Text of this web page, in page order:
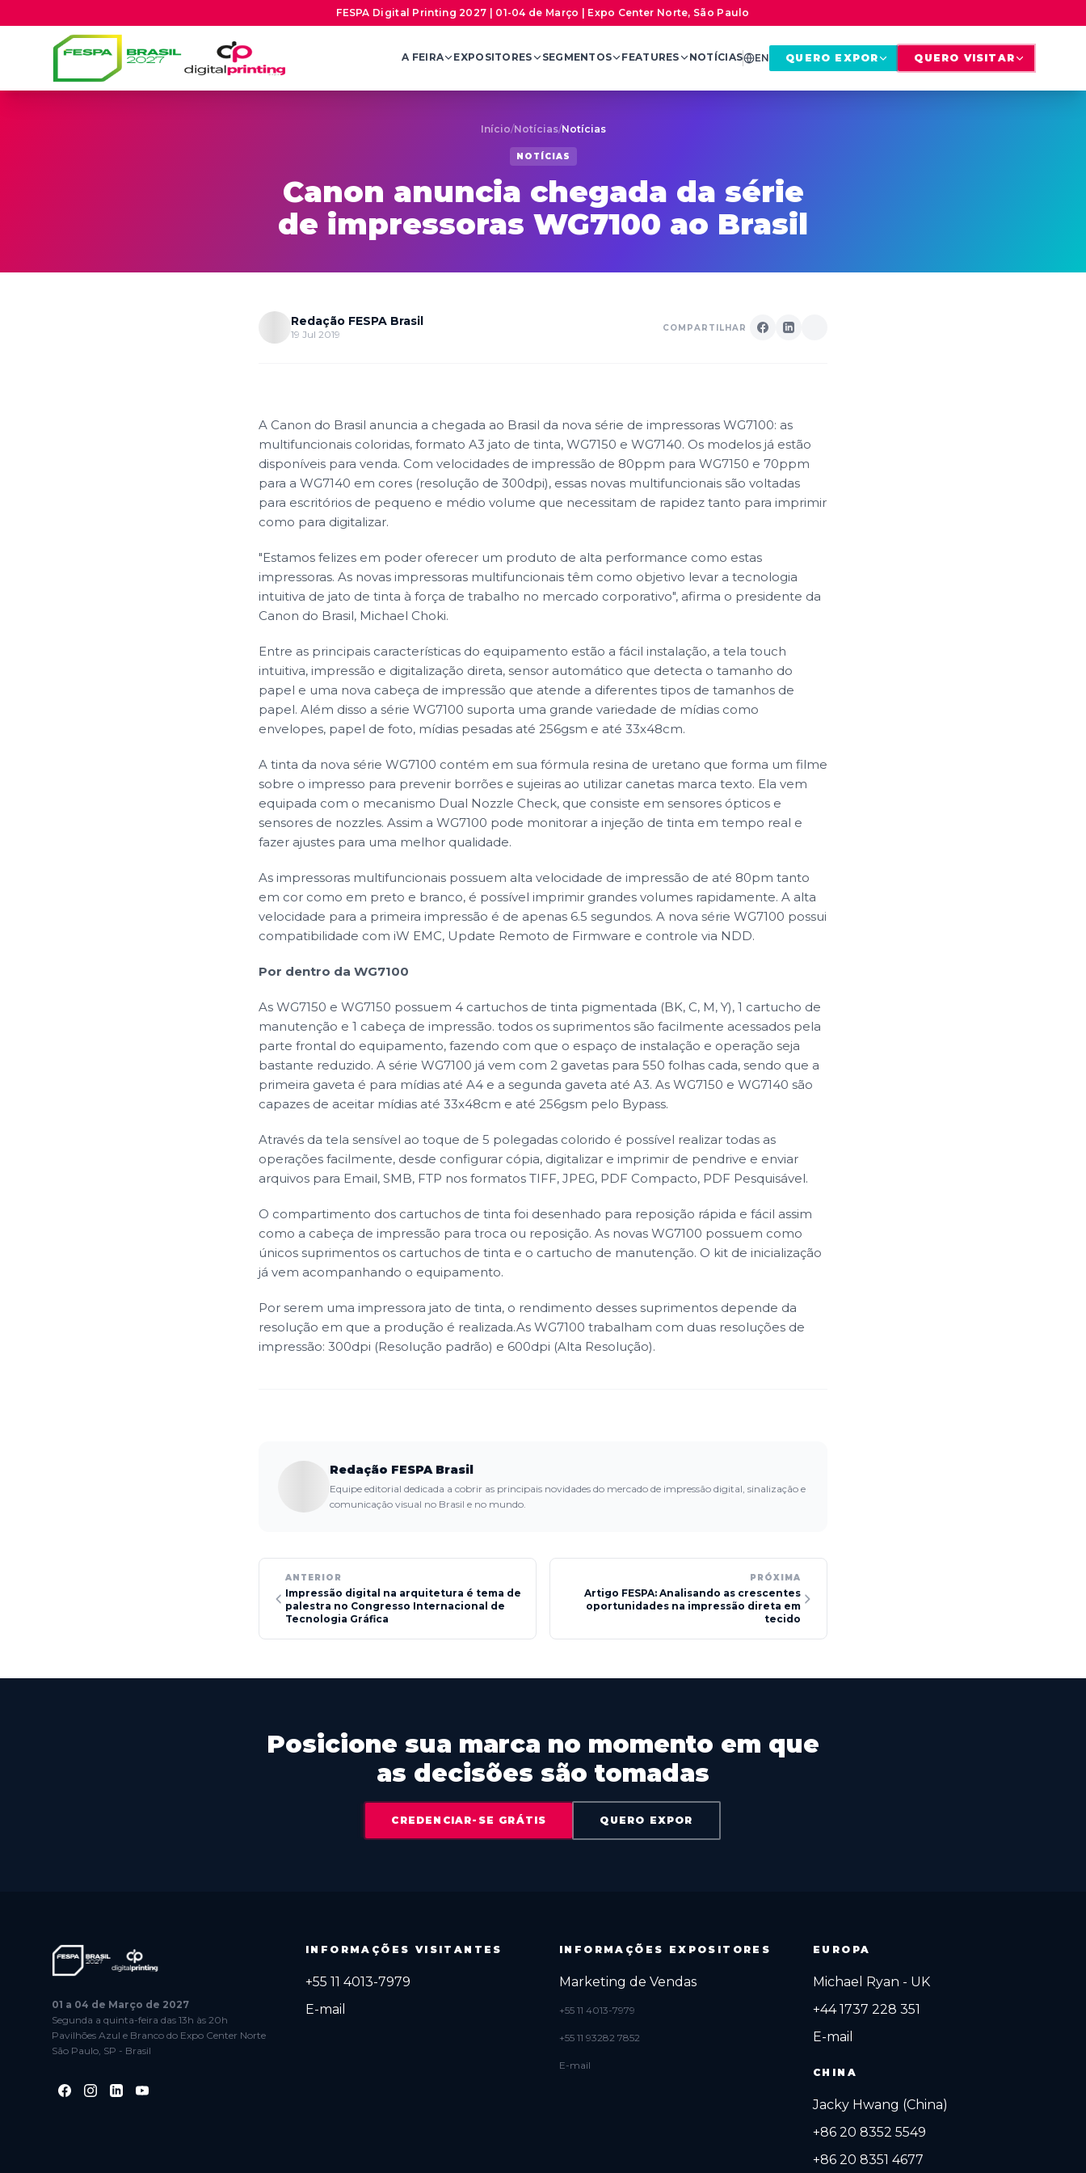
FESPA Digital Printing 2027 | 01-04 de Março | Expo Center Norte, São Paulo
A FEIRA EXPOSITORES SEGMENTOS FEATURES NOTÍCIAS EN QUERO EXPOR QUERO VISITAR
Início/Notícias/Notícias
NOTÍCIAS
Canon anuncia chegada da série
de impressoras WG7100 ao Brasil
Redação FESPA Brasil
19 Jul 2019
COMPARTILHAR
A Canon do Brasil anuncia a chegada ao Brasil da nova série de impressoras WG7100: as
multifuncionais coloridas, formato A3 jato de tinta, WG7150 e WG7140. Os modelos já estão
disponíveis para venda. Com velocidades de impressão de 80ppm para WG7150 e 70ppm
para a WG7140 em cores (resolução de 300dpi), essas novas multifuncionais são voltadas
para escritórios de pequeno e médio volume que necessitam de rapidez tanto para imprimir
como para digitalizar.
"Estamos felizes em poder oferecer um produto de alta performance como estas
impressoras. As novas impressoras multifuncionais têm como objetivo levar a tecnologia
intuitiva de jato de tinta à força de trabalho no mercado corporativo", afirma o presidente da
Canon do Brasil, Michael Choki.
Entre as principais características do equipamento estão a fácil instalação, a tela touch
intuitiva, impressão e digitalização direta, sensor automático que detecta o tamanho do
papel e uma nova cabeça de impressão que atende a diferentes tipos de tamanhos de
papel. Além disso a série WG7100 suporta uma grande variedade de mídias como
envelopes, papel de foto, mídias pesadas até 256gsm e até 33x48cm.
A tinta da nova série WG7100 contém em sua fórmula resina de uretano que forma um filme
sobre o impresso para prevenir borrões e sujeiras ao utilizar canetas marca texto. Ela vem
equipada com o mecanismo Dual Nozzle Check, que consiste em sensores ópticos e
sensores de nozzles. Assim a WG7100 pode monitorar a injeção de tinta em tempo real e
fazer ajustes para uma melhor qualidade.
As impressoras multifuncionais possuem alta velocidade de impressão de até 80pm tanto
em cor como em preto e branco, é possível imprimir grandes volumes rapidamente. A alta
velocidade para a primeira impressão é de apenas 6.5 segundos. A nova série WG7100 possui
compatibilidade com iW EMC, Update Remoto de Firmware e controle via NDD.
Por dentro da WG7100
As WG7150 e WG7150 possuem 4 cartuchos de tinta pigmentada (BK, C, M, Y), 1 cartucho de
manutenção e 1 cabeça de impressão. todos os suprimentos são facilmente acessados pela
parte frontal do equipamento, fazendo com que o espaço de instalação e operação seja
bastante reduzido. A série WG7100 já vem com 2 gavetas para 550 folhas cada, sendo que a
primeira gaveta é para mídias até A4 e a segunda gaveta até A3. As WG7150 e WG7140 são
capazes de aceitar mídias até 33x48cm e até 256gsm pelo Bypass.
Através da tela sensível ao toque de 5 polegadas colorido é possível realizar todas as
operações facilmente, desde configurar cópia, digitalizar e imprimir de pendrive e enviar
arquivos para Email, SMB, FTP nos formatos TIFF, JPEG, PDF Compacto, PDF Pesquisável.
O compartimento dos cartuchos de tinta foi desenhado para reposição rápida e fácil assim
como a cabeça de impressão para troca ou reposição. As novas WG7100 possuem como
únicos suprimentos os cartuchos de tinta e o cartucho de manutenção. O kit de inicialização
já vem acompanhando o equipamento.
Por serem uma impressora jato de tinta, o rendimento desses suprimentos depende da
resolução em que a produção é realizada.As WG7100 trabalham com duas resoluções de
impressão: 300dpi (Resolução padrão) e 600dpi (Alta Resolução).
Redação FESPA Brasil
Equipe editorial dedicada a cobrir as principais novidades do mercado de impressão digital, sinalização e
comunicação visual no Brasil e no mundo.
ANTERIOR
Impressão digital na arquitetura é tema de
palestra no Congresso Internacional de
Tecnologia Gráfica
PRÓXIMA
Artigo FESPA: Analisando as crescentes
oportunidades na impressão direta em
tecido
Posicione sua marca no momento em que
as decisões são tomadas
CREDENCIAR-SE GRÁTIS QUERO EXPOR
01 a 04 de Março de 2027
Segunda a quinta-feira das 13h às 20h
Pavilhões Azul e Branco do Expo Center Norte
São Paulo, SP - Brasil
INFORMAÇÕES VISITANTES
+55 11 4013-7979
E-mail
INFORMAÇÕES EXPOSITORES
Marketing de Vendas
+55 11 4013-7979
+55 11 93282 7852
E-mail
EUROPA
Michael Ryan - UK
+44 1737 228 351
E-mail
CHINA
Jacky Hwang (China)
+86 20 8352 5549
+86 20 8351 4677